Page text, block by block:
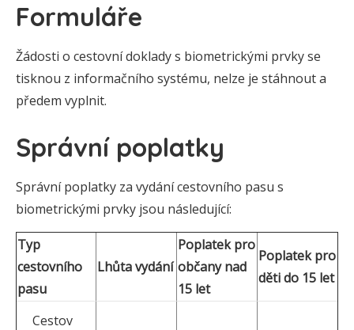
Formuláře
Žádosti o cestovní doklady s biometrickými prvky se
tisknou z informačního systému, nelze je stáhnout a
předem vyplnit.
Správní poplatky
Správní poplatky za vydání cestovního pasu s
biometrickými prvky jsou následující:
Typ
cestovního
pasu
Lhůta vydání
Poplatek pro
občany nad
15 let
Poplatek pro
děti do 15 let
Cestov